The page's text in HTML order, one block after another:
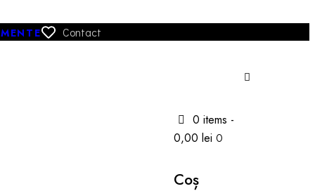
Contact
0 items -
0,00 lei 0
Coș